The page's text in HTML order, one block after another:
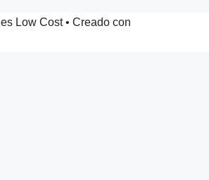
Low Cost• Creado con